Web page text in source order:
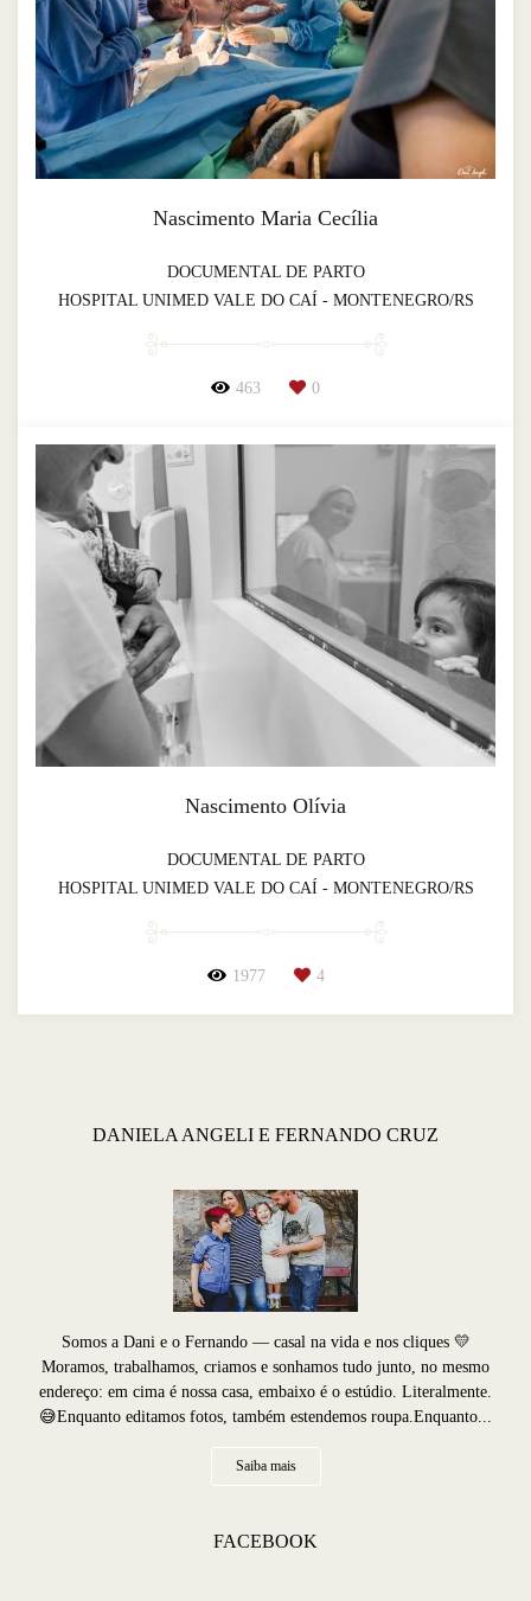
Nascimento Maria Cecília
DOCUMENTAL DE PARTO
HOSPITAL UNIMED VALE DO CAÍ - MONTENEGRO/RS
463 0
Nascimento Olívia
DOCUMENTAL DE PARTO
HOSPITAL UNIMED VALE DO CAÍ - MONTENEGRO/RS
1977 4
DANIELA ANGELI E FERNANDO CRUZ
Somos a Dani e o Fernando — casal na vida e nos cliques 💛
Moramos, trabalhamos, criamos e sonhamos tudo junto, no mesmo
endereço: em cima é nossa casa, embaixo é o estúdio. Literalmente.
😅Enquanto editamos fotos, também estendemos roupa.Enquanto...
Saiba mais
FACEBOOK